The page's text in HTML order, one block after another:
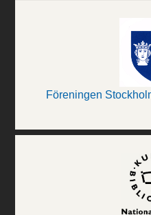
Föreningen